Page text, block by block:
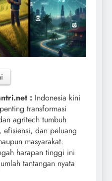
: Indonesia kini
transformasi
agritech tumbuh
efisiensi, dan peluang
masyarakat.
harapan tinggi ini
tantangan nyata